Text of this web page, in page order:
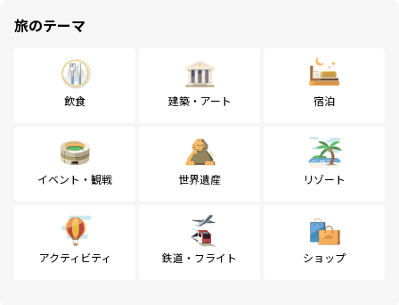
旅のテーマ
飲食 建築・アート 宿泊
イベント・観戦 世界遺産 リゾート
アクティビティ 鉄道・フライト ショップ